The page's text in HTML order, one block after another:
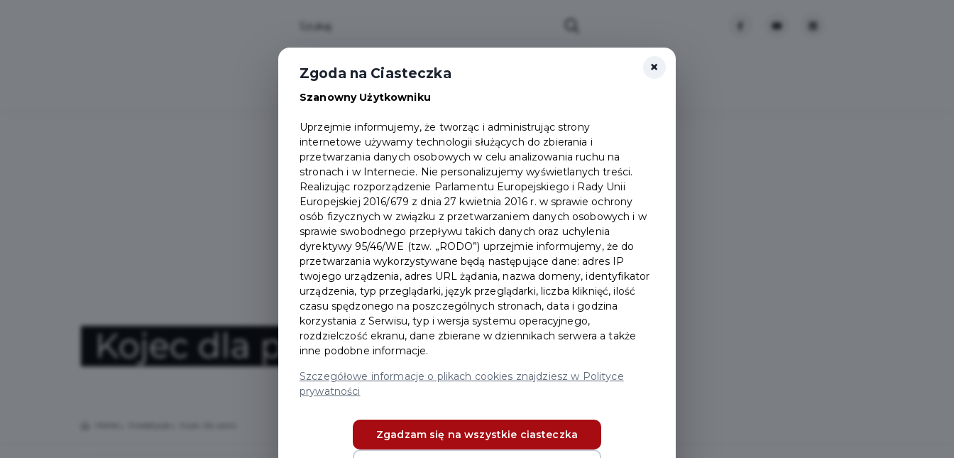
Kojec dla psów
×
Zgoda na Ciasteczka
Szanowny Użytkowniku
Uprzejmie informujemy, że tworząc i administrując strony
internetowe używamy technologii służących do zbierania i
przetwarzania danych osobowych w celu analizowania ruchu na
stronach i w Internecie. Nie personalizujemy wyświetlanych treści.
Realizując rozporządzenie Parlamentu Europejskiego i Rady Unii
Europejskiej 2016/679 z dnia 27 kwietnia 2016 r. w sprawie ochrony
osób fizycznych w związku z przetwarzaniem danych osobowych i w
sprawie swobodnego przepływu takich danych oraz uchylenia
dyrektywy 95/46/WE (tzw. „RODO”) uprzejmie informujemy, że do
przetwarzania wykorzystywane będą następujące dane: adres IP
twojego urządzenia, adres URL żądania, nazwa domeny, identyfikator
urządzenia, typ przeglądarki, język przeglądarki, liczba kliknięć, ilość
czasu spędzonego na poszczególnych stronach, data i godzina
korzystania z Serwisu, typ i wersja systemu operacyjnego,
rozdzielczość ekranu, dane zbierane w dziennikach serwera a także
inne podobne informacje.
Szczegółowe informacje o plikach cookies znajdziesz w Polityce
prywatności
Zgadzam się na wszystkie ciasteczka